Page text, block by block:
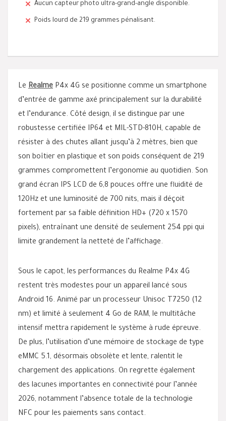
Aucun capteur photo ultra-grand-angle disponible.
Poids lourd de 219 grammes pénalisant.
Le Realme P4x 4G se positionne comme un smartphone
d’entrée de gamme axé principalement sur la durabilité
et l’endurance. Côté design, il se distingue par une
robustesse certifiée IP64 et MIL-STD-810H, capable de
résister à des chutes allant jusqu’à 2 mètres, bien que
son boîtier en plastique et son poids conséquent de 219
grammes compromettent l’ergonomie au quotidien. Son
grand écran IPS LCD de 6,8 pouces offre une fluidité de
120Hz et une luminosité de 700 nits, mais il déçoit
fortement par sa faible définition HD+ (720 x 1570
pixels), entraînant une densité de seulement 254 ppi qui
limite grandement la netteté de l’affichage.
Sous le capot, les performances du Realme P4x 4G
restent très modestes pour un appareil lancé sous
Android 16. Animé par un processeur Unisoc T7250 (12
nm) et limité à seulement 4 Go de RAM, le multitâche
intensif mettra rapidement le système à rude épreuve.
De plus, l’utilisation d’une mémoire de stockage de type
eMMC 5.1, désormais obsolète et lente, ralentit le
chargement des applications. On regrette également
des lacunes importantes en connectivité pour l’année
2026, notamment l’absence totale de la technologie
NFC pour les paiements sans contact.